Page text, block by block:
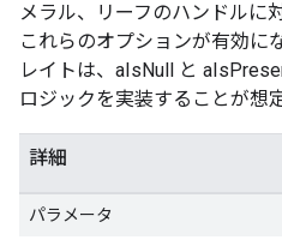
メラル、リーフのハンドルに
これらのオプションが有効に
レイトは、aIsNull と
ロジックを実装することが想
詳細
パラメータ